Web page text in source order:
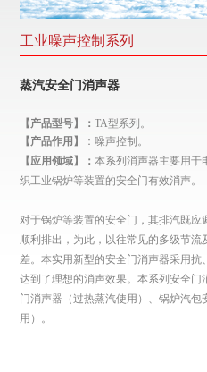
工业噪声控制系列
蒸汽安全门消声器
【产品型号】： TA型系列。
【产品作用】
：噪声控制。
【应用领域】： 本系列 消声器主要用于
织工业锅炉等装置的安全门有效消声。
对于锅炉等装置的安全门，其排汽既应
顺利排出，为此，以往常见的多级节
差。本实用新型的安全门消声器采用抗
达到了理想的消声效果。本系列安全门
门消声器（过热蒸汽使用）、锅炉汽包
用）。